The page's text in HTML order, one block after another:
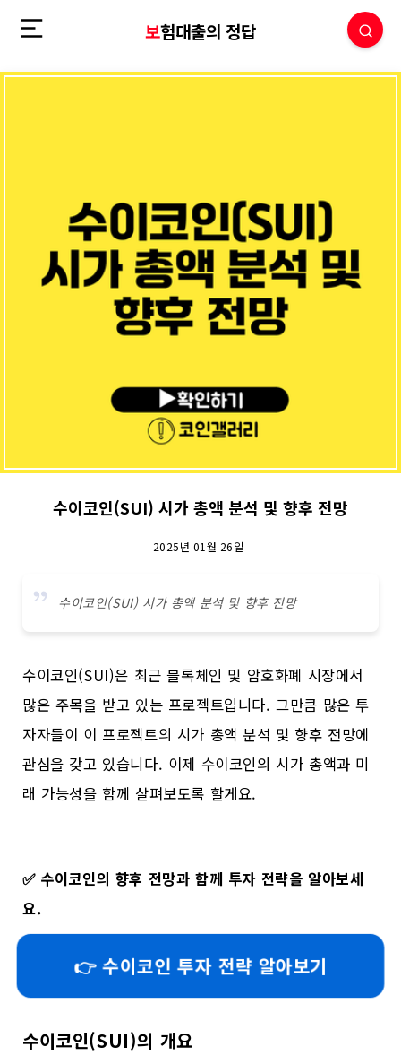
보험대출의 정답
수이코인(SUI) 시가 총액 분석 및 향후 전망
2025년 01월 26일
수이코인(SUI) 시가 총액 분석 및 향후 전망
수이코인(SUI)은 최근 블록체인 및 암호화폐 시장에서
많은 주목을 받고 있는 프로젝트입니다. 그만큼 많은 투
자자들이 이 프로젝트의 시가 총액 분석 및 향후 전망에
관심을 갖고 있습니다. 이제 수이코인의 시가 총액과 미
래 가능성을 함께 살펴보도록 할게요.
✅ 수이코인의 향후 전망과 함께 투자 전략을 알아보세
요.
👉 수이코인 투자 전략 알아보기
수이코인(SUI)의 개요